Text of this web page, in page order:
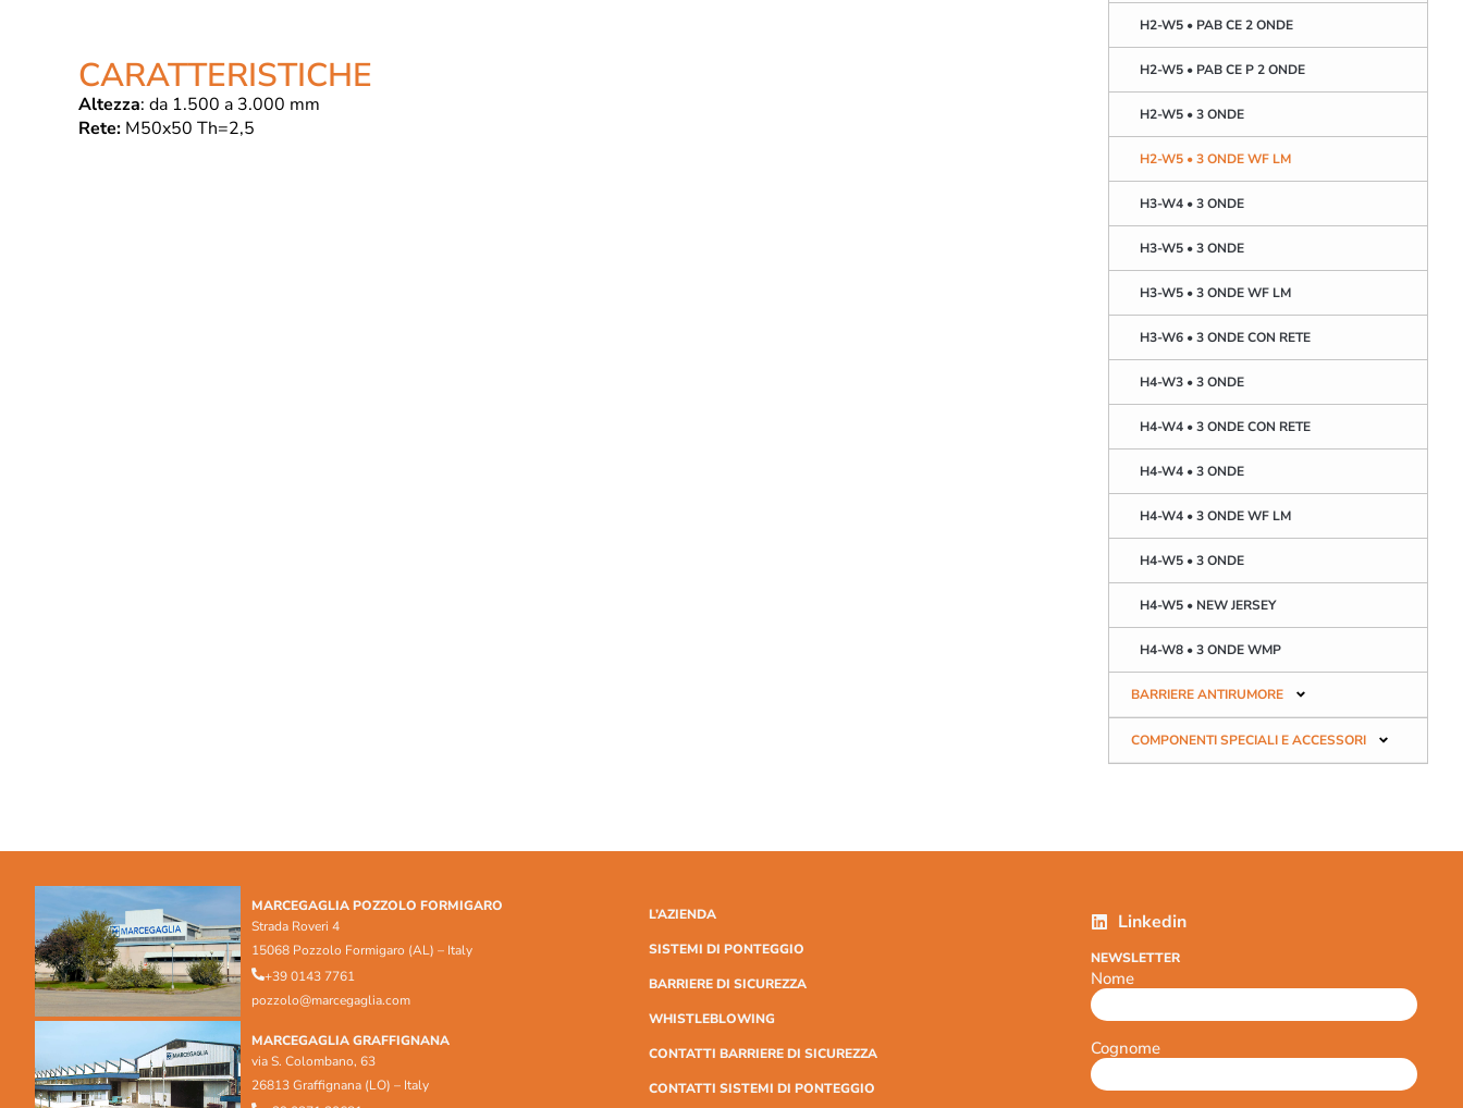
CARATTERISTICHE
Altezza: da 1.500 a 3.000 mm
Rete: M50x50 Th=2,5
H2-W5 • PAB CE 2 ONDE
H2-W5 • PAB CE P 2 ONDE
H2-W5 • 3 ONDE
H2-W5 • 3 ONDE WF LM
H3-W4 • 3 ONDE
H3-W5 • 3 ONDE
H3-W5 • 3 ONDE WF LM
H3-W6 • 3 ONDE CON RETE
H4-W3 • 3 ONDE
H4-W4 • 3 ONDE CON RETE
H4-W4 • 3 ONDE
H4-W4 • 3 ONDE WF LM
H4-W5 • 3 ONDE
H4-W5 • NEW JERSEY
H4-W8 • 3 ONDE WMP
BARRIERE ANTIRUMORE
COMPONENTI SPECIALI E ACCESSORI
MARCEGAGLIA POZZOLO FORMIGARO
Strada Roveri 4
15068 Pozzolo Formigaro (AL) – Italy
+39 0143 7761
pozzolo@marcegaglia.com
MARCEGAGLIA GRAFFIGNANA
via S. Colombano, 63
26813 Graffignana (LO) – Italy
L’AZIENDA
SISTEMI DI PONTEGGIO
BARRIERE DI SICUREZZA
WHISTLEBLOWING
CONTATTI BARRIERE DI SICUREZZA
CONTATTI SISTEMI DI PONTEGGIO
Linkedin
NEWSLETTER
Nome
Cognome